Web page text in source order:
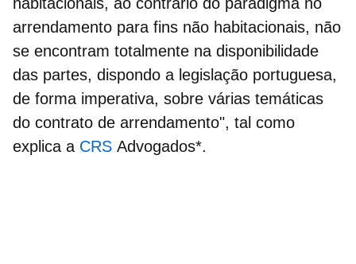
arrendamento para fins não habitacionais, não
se encontram totalmente na disponibilidade
das partes, dispondo a legislação portuguesa,
de forma imperativa, sobre várias temáticas
do contrato de arrendamento", tal como
explica a CRS Advogados*.